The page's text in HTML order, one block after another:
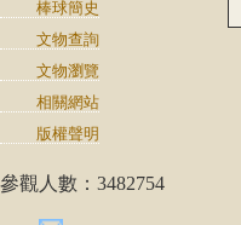
棒球簡史
文物查詢
文物瀏覽
相關網站
版權聲明
參觀人數：3482754